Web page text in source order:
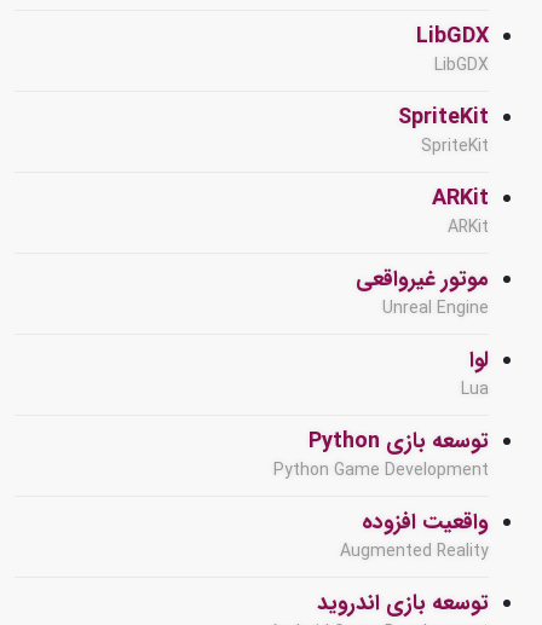
LibGDX
LibGDX
SpriteKit
SpriteKit
ARKit
ARKit
موتور غیرواقعی
Unreal Engine
لوا
Lua
توسعه بازی Python
Python Game Development
واقعیت افزوده
Augmented Reality
توسعه بازی اندروید